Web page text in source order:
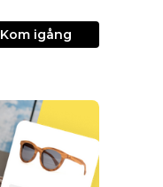
Kom igång